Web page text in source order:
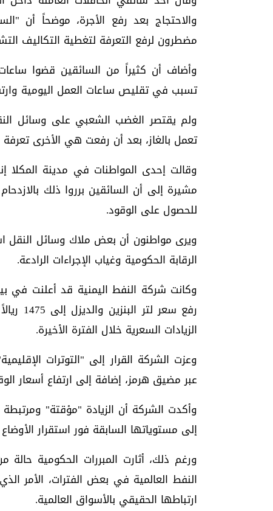
والاحتجاج بعد رفع الأجرة، موضحاً أن
مضطرون لرفع التعرفة لتغطية التكاليف
وأضاف أن كثيراً من السائقين قضوا
تسبب في تقليص ساعات العمل اليومية
ولم يقتصر الغضب الشعبي على وسائل
تعمل بالغاز، بعد أن رفعت هي الأخرى تعرفة
وقالت إحدى المواطنات في مدينة المكلا
مشيرة إلى أن السائقين برروا ذلك
للحصول على الوقود.
ويرى مواطنون أن بعض ملاك وسائل النقل
الرقابة الحكومية وغياب الإجراءات الرادعة.
وكانت شركة النفط اليمنية قد أعلنت في
الزيادات السعرية خلال الفترة الأخيرة.
وعزت الشركة القرار إلى "التوترات
عبر مضيق هرمز، إضافة إلى ارتفاع أسعار
وأكدت الشركة أن الزيادة "مؤقتة"
إلى مستوياتها السابقة فور استقرار
ورغم ذلك، أثارت المبررات الحكومية
النفط العالمية في بعض الفترات، الأمر
ارتباطها الحقيقي بالأسواق العالمية.